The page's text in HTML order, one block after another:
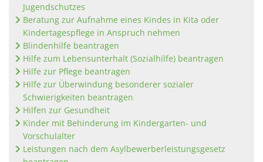
Jugendschutzes
Beratung zur Aufnahme eines Kindes in Kita oder
Kindertagespflege in Anspruch nehmen
Blindenhilfe beantragen
Hilfe zum Lebensunterhalt (Sozialhilfe) beantragen
Hilfe zur Pflege beantragen
Hilfe zur Überwindung besonderer sozialer
Schwierigkeiten beantragen
Hilfen zur Gesundheit
Kinder mit Behinderung im Kindergarten- und
Vorschulalter
Leistungen nach dem Asylbewerberleistungsgesetz